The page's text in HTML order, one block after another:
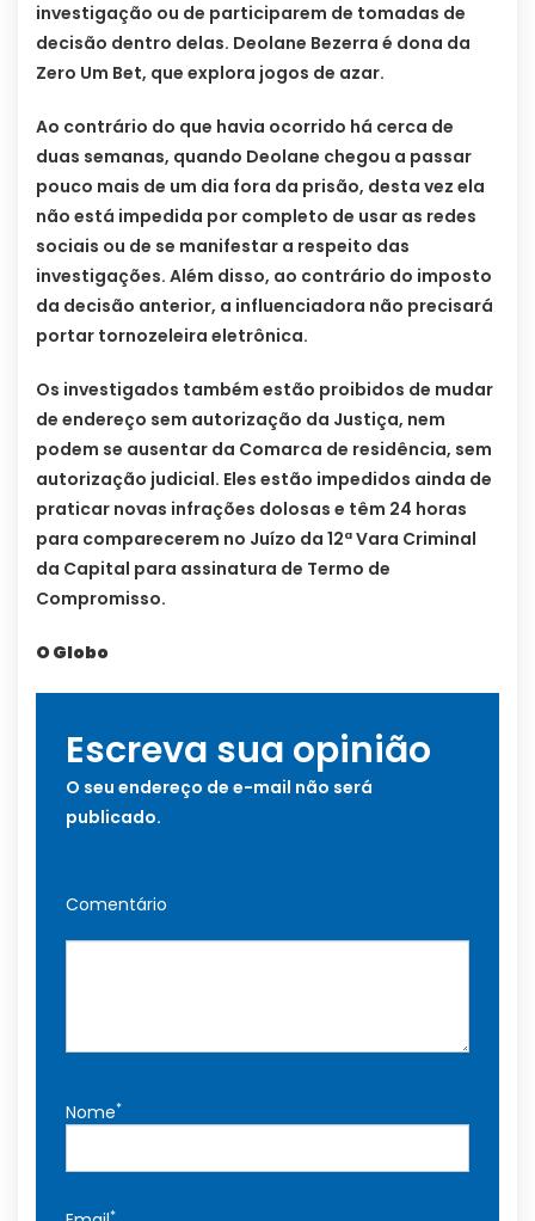
investigação ou de participarem de tomadas de
decisão dentro delas. Deolane Bezerra é dona da
Zero Um Bet, que explora jogos de azar.
Ao contrário do que havia ocorrido há cerca de
duas semanas, quando Deolane chegou a passar
pouco mais de um dia fora da prisão, desta vez ela
não está impedida por completo de usar as redes
sociais ou de se manifestar a respeito das
investigações. Além disso, ao contrário do imposto
da decisão anterior, a influenciadora não precisará
portar tornozeleira eletrônica.
Os investigados também estão proibidos de mudar
de endereço sem autorização da Justiça, nem
podem se ausentar da Comarca de residência, sem
autorização judicial. Eles estão impedidos ainda de
praticar novas infrações dolosas e têm 24 horas
para comparecerem no Juízo da 12ª Vara Criminal
da Capital para assinatura de Termo de
Compromisso.
O Globo
Escreva sua opinião
O seu endereço de e-mail não será
publicado.
Comentário
Nome*
*